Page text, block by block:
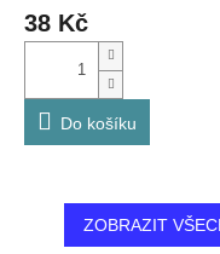
38 Kč
Do košíku
ZOBRAZIT